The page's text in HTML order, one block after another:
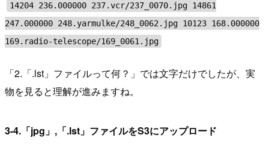
14204 236.000000 237.vcr/237_0070.jpg 14861
247.000000 248.yarmulke/248_0062.jpg 10123 168.000000
169.radio-telescope/169_0061.jpg
「2.「.lst」ファイルって何？」では文字だけでしたが、実
物を見ると理解が進みますね。
3-4.「jpg」,「.lst」ファイルをS3にアップロード